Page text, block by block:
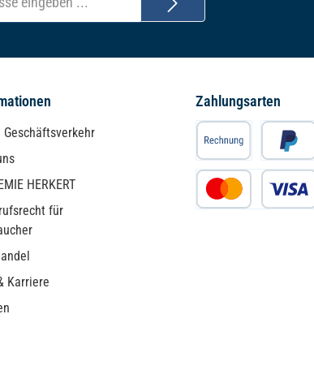
Geschäftsverkehr
HERKERT
für
Karriere
Zahlungsarten